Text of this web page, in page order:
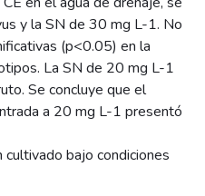
y la SN de 30 mg L-1. No
(p<0.05) en la
La SN de 20 mg L-1
Se concluye que el
a 20 mg L-1 presentó
bajo condiciones